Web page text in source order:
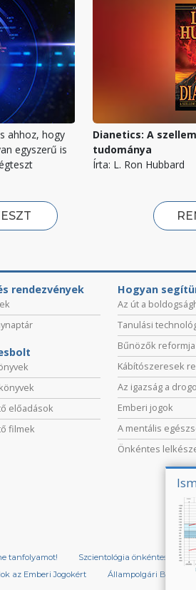
ahhoz, hogy
egyszerű is
Dianetics: A
tudománya
Írta: L. Ron Hubbard
rendezvények
előadások
filmek
Hogyan
Az út a
Tanulási
Bűnözők reformja
Kábítószeresek
Az igazság a
Emberi jogok
A mentális
Önkéntes
tanfolyamot! Szcientológia önkéntes
az Emberi Jogokért Állampolgári Bizottság